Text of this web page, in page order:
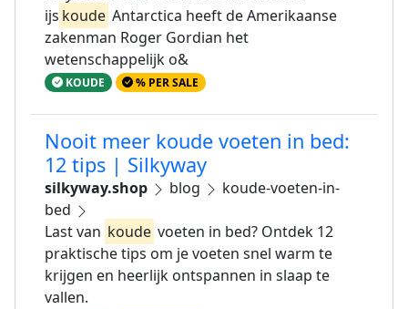
ijs koude Antarctica heeft de Amerikaanse
zakenman Roger Gordian het
wetenschappelijk o&
KOUDE % PER SALE
Nooit meer koude voeten in bed:
12 tips | Silkyway
silkyway.shop blog
koude-voeten-in-
bed
Last van koude voeten in bed? Ontdek 12
praktische tips om je voeten snel warm te
krijgen en heerlijk ontspannen in slaap te
vallen.